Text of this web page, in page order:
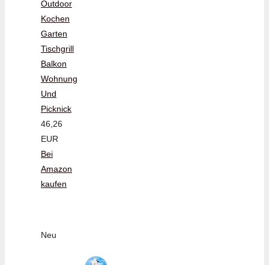
Outdoor
Kochen
Garten
Tischgrill
Balkon
Wohnung
Und
Picknick
46,26
EUR
Bei
Amazon
kaufen
Neu